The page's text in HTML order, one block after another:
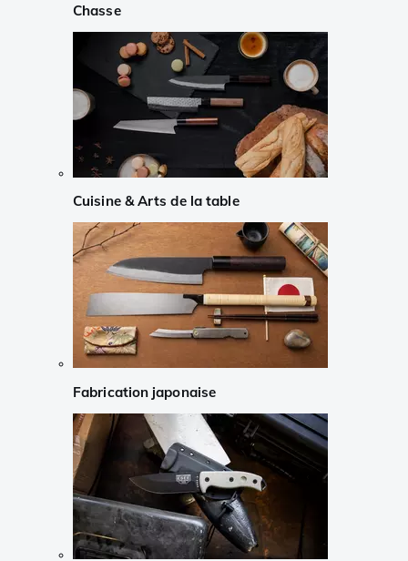
Chasse
Cuisine & Arts de la table
Fabrication japonaise